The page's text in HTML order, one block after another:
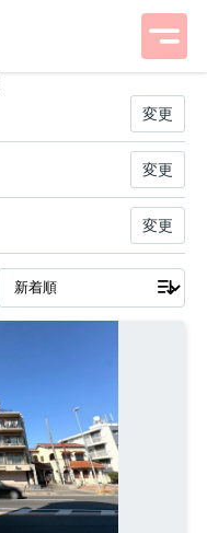
変更
変更
変更